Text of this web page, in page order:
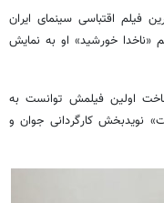
فیلم اقتباسی سینمای ایران
خورشید» او به نمایش
اولین فیلمش توانست به
نویدبخش کارگردانی جوان و